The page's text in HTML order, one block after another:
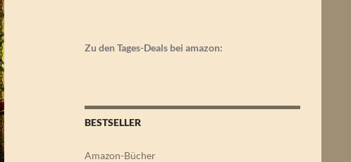
Zu den Tages-Deals bei amazon:
BESTSELLER
Amazon-Bücher